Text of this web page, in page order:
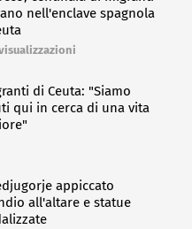
nell'enclave spagnola
di Ceuta: "Siamo
qui in cerca di una vita
appiccato
all'altare e statue